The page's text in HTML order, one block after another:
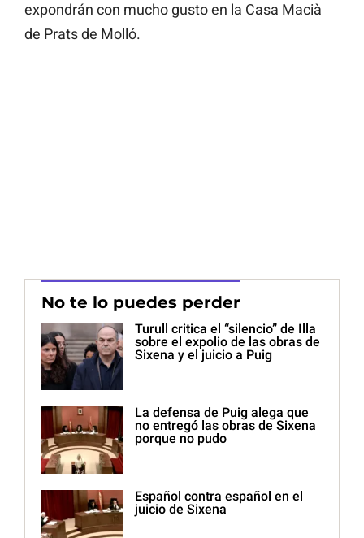
expondrán con mucho gusto en la Casa Macià
de Prats de Molló.
No te lo puedes perder
Turull critica el “silencio” de Illa
sobre el expolio de las obras de
Sixena y el juicio a Puig
La defensa de Puig alega que
no entregó las obras de Sixena
porque no pudo
Español contra español en el
juicio de Sixena